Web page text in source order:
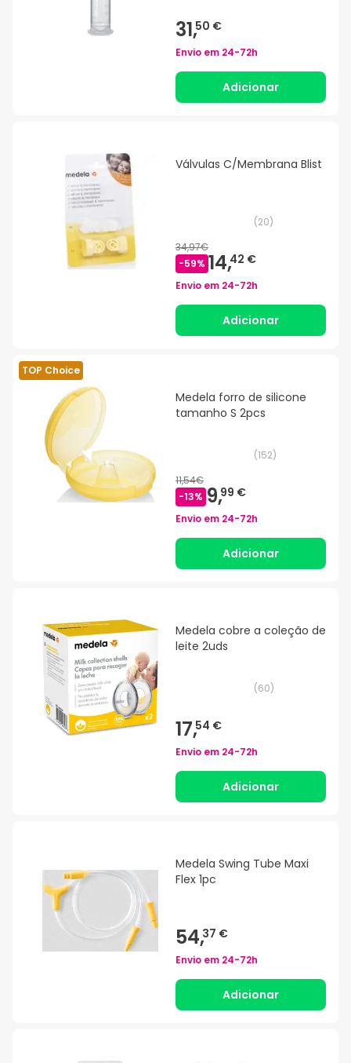
31,50 €
Envio em 24-72h
Adicionar
Válvulas C/Membrana Blist
(20)
34,97€
-59% 14,42 €
Envio em 24-72h
Adicionar
TOP Choice
Medela forro de silicone
tamanho S 2pcs
(152)
11,54€
-13% 9,99 €
Envio em 24-72h
Adicionar
Medela cobre a coleção de
leite 2uds
(60)
17,54 €
Envio em 24-72h
Adicionar
Medela Swing Tube Maxi
Flex 1pc
54,37 €
Envio em 24-72h
Adicionar